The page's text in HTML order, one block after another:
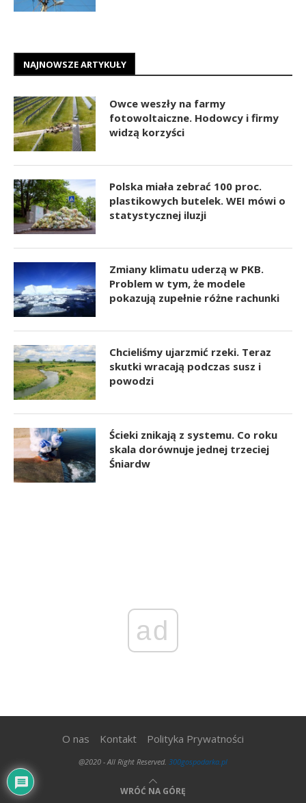
NAJNOWSZE ARTYKUŁY
Owce weszły na farmy
fotowoltaiczne. Hodowcy i firmy
widzą korzyści
Polska miała zebrać 100 proc.
plastikowych butelek. WEI mówi o
statystycznej iluzji
Zmiany klimatu uderzą w PKB.
Problem w tym, że modele
pokazują zupełnie różne rachunki
Chcieliśmy ujarzmić rzeki. Teraz
skutki wracają podczas susz i
powodzi
Ścieki znikają z systemu. Co roku
skala dorównuje jednej trzeciej
Śniardw
ad
O nas Kontakt Polityka Prywatności
@2020 - All Right Reserved. 300gospodarka.pl
WRÓĆ NA GÓRĘ